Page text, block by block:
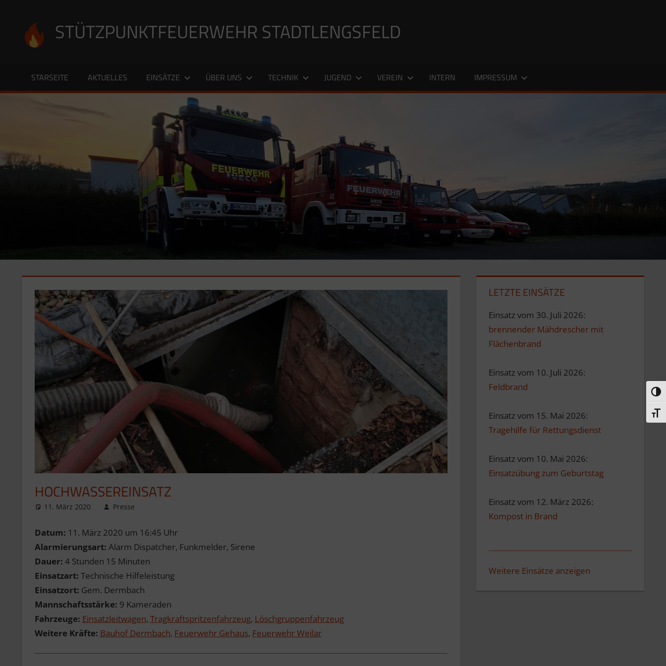
springen
STÜTZPUNKTFEUERWEHR STADTLENGSFELD
STARSEITE AKTUELLES EINSÄTZE ÜBER UNS TECHNIK JUGEND VEREIN INTERN IMPRESSUM
HOCHWASSEREINSATZ
11. März 2020 Presse
Datum: 11. März 2020 um 16:45 Uhr
Alarmierungsart: Alarm Dispatcher, Funkmelder, Sirene
Dauer: 4 Stunden 15 Minuten
Einsatzart: Technische Hilfeleistung
Einsatzort: Gem. Dermbach
Mannschaftsstärke: 9 Kameraden
Fahrzeuge: Einsatzleitwagen, Tragkraftspritzenfahrzeug, Löschgruppenfahrzeug
Weitere Kräfte: Bauhof Dermbach, Feuerwehr Gehaus, Feuerwehr Weilar
LETZTE EINSÄTZE
Einsatz vom 30. Juli 2026:
brennender Mähdrescher mit
Flächenbrand
Einsatz vom 10. Juli 2026:
Feldbrand
Einsatz vom 15. Mai 2026:
Tragehilfe für Rettungsdienst
Einsatz vom 10. Mai 2026:
Einsatzübung zum Geburtstag
Einsatz vom 12. März 2026:
Kompost in Brand
Weitere Einsätze anzeigen